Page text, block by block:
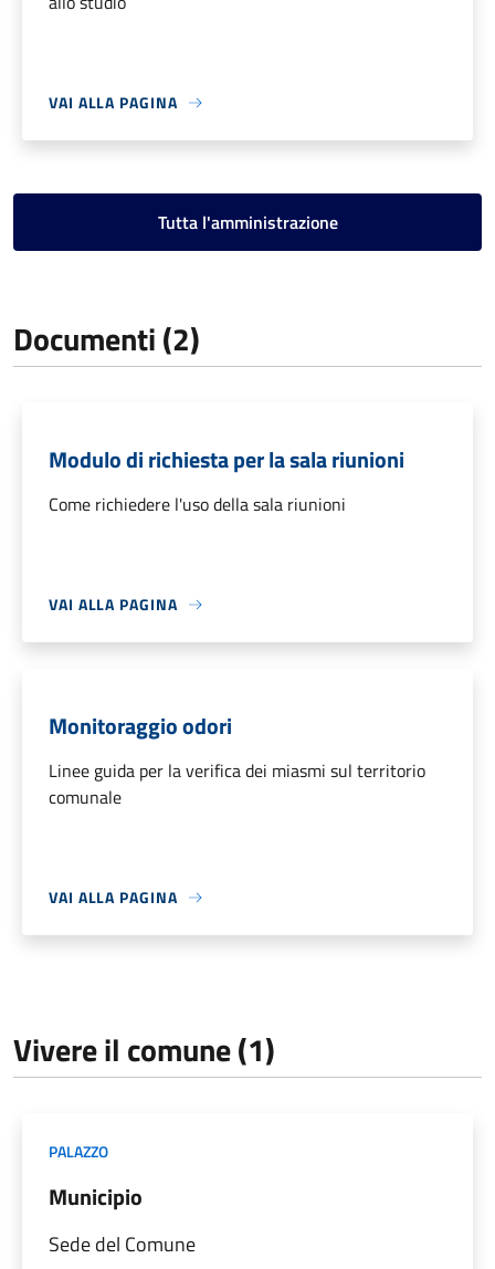
VAI ALLA PAGINA
Tutta l'amministrazione
Documenti (2)
Modulo di richiesta per la sala riunioni
Come richiedere l'uso della sala riunioni
VAI ALLA PAGINA
Monitoraggio odori
Linee guida per la verifica dei miasmi sul territorio
comunale
VAI ALLA PAGINA
Vivere il comune (1)
PALAZZO
Municipio
Sede del Comune